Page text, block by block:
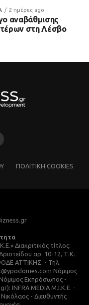
2 ημέρες ago
αναβάθμισης
στη Λέσβο
ΠΟΛΙΤΙΚΗ COOKIES
Διακριτικός τίτλος:
αρ. 10-12, Τ.Κ.
ΑΤΤΙΚΗΣ. - Τηλ.
Νόμιμος
Εκπρόσωπος -
INFRA MEDIA M.I.K.E. -
Νικόλαος - Διευθυντής